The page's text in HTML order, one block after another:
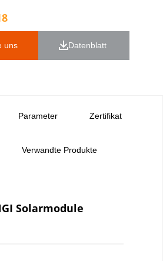
uns Datenblatt
Parameter Zertifikat
Verwandte Produkte
Solarmodule